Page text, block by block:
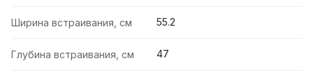
Ширина встраивания, см 55.2
Глубина встраивания, см 47